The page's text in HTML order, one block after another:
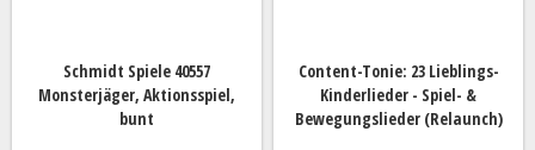
Schmidt Spiele 40557
Monsterjäger, Aktionsspiel,
bunt
Content-Tonie: 23 Lieblings-
Kinderlieder - Spiel- &
Bewegungslieder (Relaunch)